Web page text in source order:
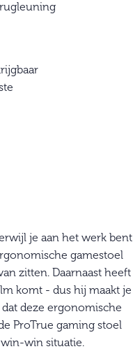
je aan het werk bent
gamestoel
zitten. Daarnaast heeft
komt - dus hij maakt je
deze ergonomische
ProTrue gaming stoel
win situatie.